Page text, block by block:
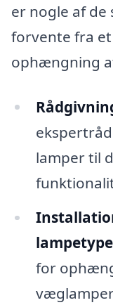
er nogle af de
forvente fra
ophængning
lamper til
for